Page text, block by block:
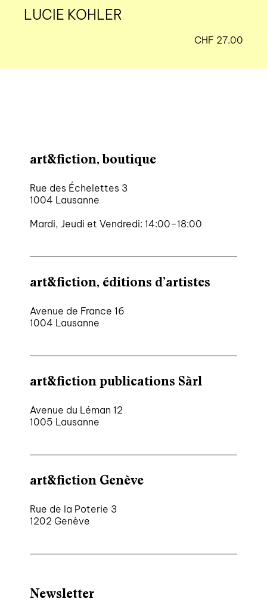
LUCIE KOHLER
CHF 27.00
art&fiction, boutique
Rue des Échelettes 3
1004 Lausanne
Mardi, Jeudi et Vendredi: 14:00–18:00
art&fiction, éditions d’artistes
Avenue de France 16
1004 Lausanne
art&fiction publications Sàrl
Avenue du Léman 12
1005 Lausanne
art&fiction Genève
Rue de la Poterie 3
1202 Genève
Newsletter